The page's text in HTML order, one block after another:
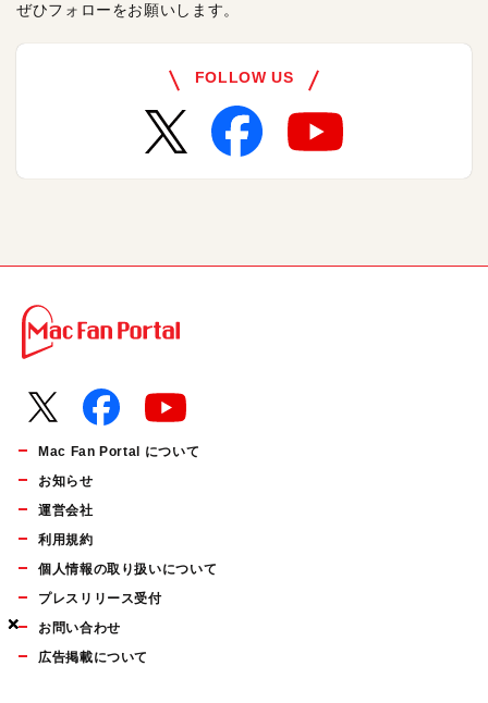
×
×
×
ぜひフォローをお願いします。
FOLLOW US
Mac Fan Portal について
お知らせ
運営会社
利用規約
個人情報の取り扱いについて
プレスリリース受付
お問い合わせ
広告掲載について